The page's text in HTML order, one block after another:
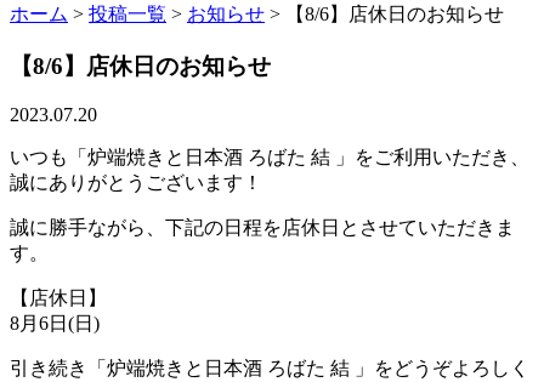
ホーム > 投稿一覧 > お知らせ > 【8/6】店休日のお知らせ
【8/6】店休日のお知らせ
2023.07.20
いつも「炉端焼きと日本酒 ろばた 結 」をご利用いただき、
誠にありがとうございます！
誠に勝手ながら、下記の日程を店休日とさせていただきま
す。
【店休日】
8月6日(日)
引き続き「炉端焼きと日本酒 ろばた 結 」をどうぞよろしく